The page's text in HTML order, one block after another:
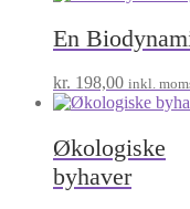
En
kr. 198,00 inkl.
Økologiske
byhaver